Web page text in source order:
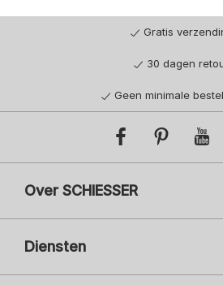
Gratis
30 dagen
Geen minimale
Over SCHIESSER
Diensten